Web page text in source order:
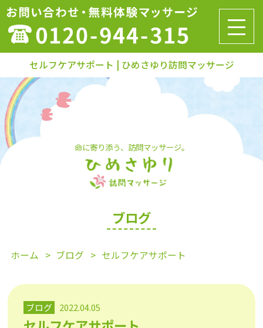
セルフケアサポート | ひめさゆり訪問マッサージ
命に寄り添う、訪問マッサージ。
ブログ
ホーム ブログ セルフケアサポート
ブログ 2022.04.05